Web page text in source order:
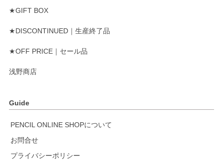
★GIFT BOX
★DISCONTINUED｜生産終了品
★OFF PRICE｜セール品
浅野商店
Guide
PENCIL ONLINE SHOPについて
お問合せ
プライバシーポリシー